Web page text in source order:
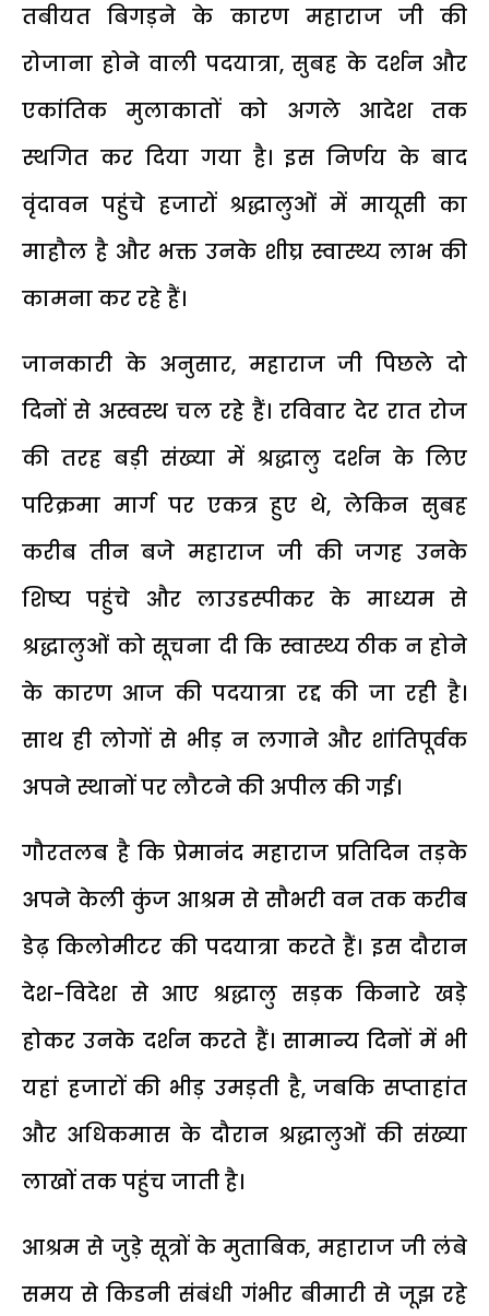
तबीयत बिगड़ने के कारण महाराज जी की
रोजाना होने वाली पदयात्रा, सुबह के दर्शन और
एकांतिक मुलाकातों को अगले आदेश तक
स्थगित कर दिया गया है। इस निर्णय के बाद
वृंदावन पहुंचे हजारों श्रद्धालुओं में मायूसी का
माहौल है और भक्त उनके शीघ्र स्वास्थ्य लाभ की
कामना कर रहे हैं।
जानकारी के अनुसार, महाराज जी पिछले दो
दिनों से अस्वस्थ चल रहे हैं। रविवार देर रात रोज
की तरह बड़ी संख्या में श्रद्धालु दर्शन के लिए
परिक्रमा मार्ग पर एकत्र हुए थे, लेकिन सुबह
करीब तीन बजे महाराज जी की जगह उनके
शिष्य पहुंचे और लाउडस्पीकर के माध्यम से
श्रद्धालुओं को सूचना दी कि स्वास्थ्य ठीक न होने
के कारण आज की पदयात्रा रद्द की जा रही है।
साथ ही लोगों से भीड़ न लगाने और शांतिपूर्वक
अपने स्थानों पर लौटने की अपील की गई।
गौरतलब है कि प्रेमानंद महाराज प्रतिदिन तड़के
अपने केली कुंज आश्रम से सौभरी वन तक करीब
डेढ़ किलोमीटर की पदयात्रा करते हैं। इस दौरान
देश-विदेश से आए श्रद्धालु सड़क किनारे खड़े
होकर उनके दर्शन करते हैं। सामान्य दिनों में भी
यहां हजारों की भीड़ उमड़ती है, जबकि सप्ताहांत
और अधिकमास के दौरान श्रद्धालुओं की संख्या
लाखों तक पहुंच जाती है।
आश्रम से जुड़े सूत्रों के मुताबिक, महाराज जी लंबे
समय से किडनी संबंधी गंभीर बीमारी से जूझ रहे